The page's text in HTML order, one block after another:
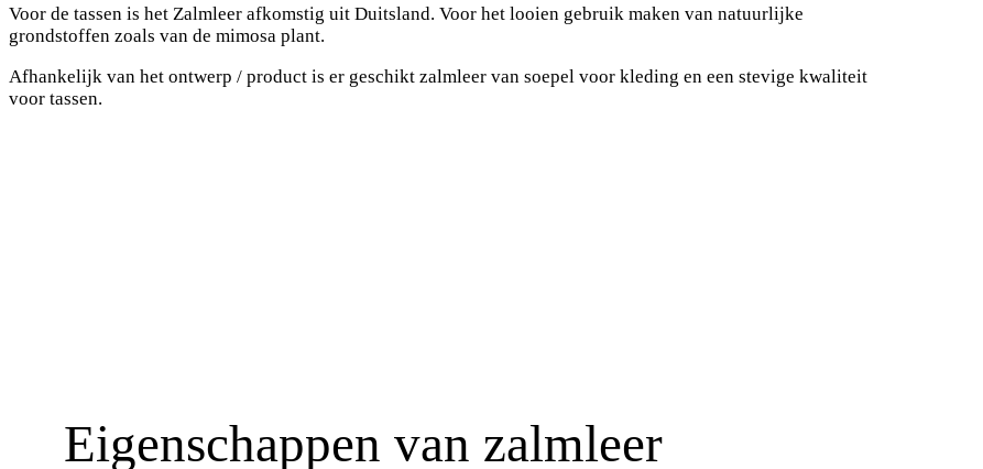
Voor de tassen is het Zalmleer afkomstig uit Duitsland. Voor het looien gebruik maken van natuurlijke
grondstoffen zoals van de mimosa plant.
Afhankelijk van het ontwerp / product is er geschikt zalmleer van soepel voor kleding en een stevige kwaliteit
voor tassen.
Eigenschappen van zalmleer